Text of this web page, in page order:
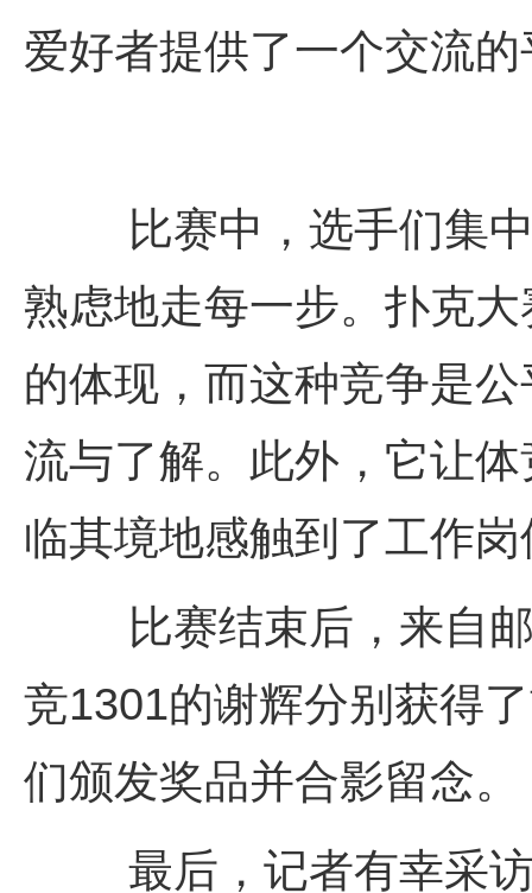
爱好者提供了一个交流的
比赛中，选手们集
熟虑地走每一步。扑克
的体现，而这种竞争是
流与了解。此外，它让
临其境地感触到了工作
比赛结束后，来自
竞1301的谢辉分别获得
们颁发奖品并合影留念。
最后，记者有幸采